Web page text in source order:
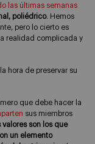
las últimas semanas
poliédrico. Hemos
pero lo cierto es
realidad complicada y
hora de preservar su
que debe hacer la
sus miembros
valores son los que
un elemento